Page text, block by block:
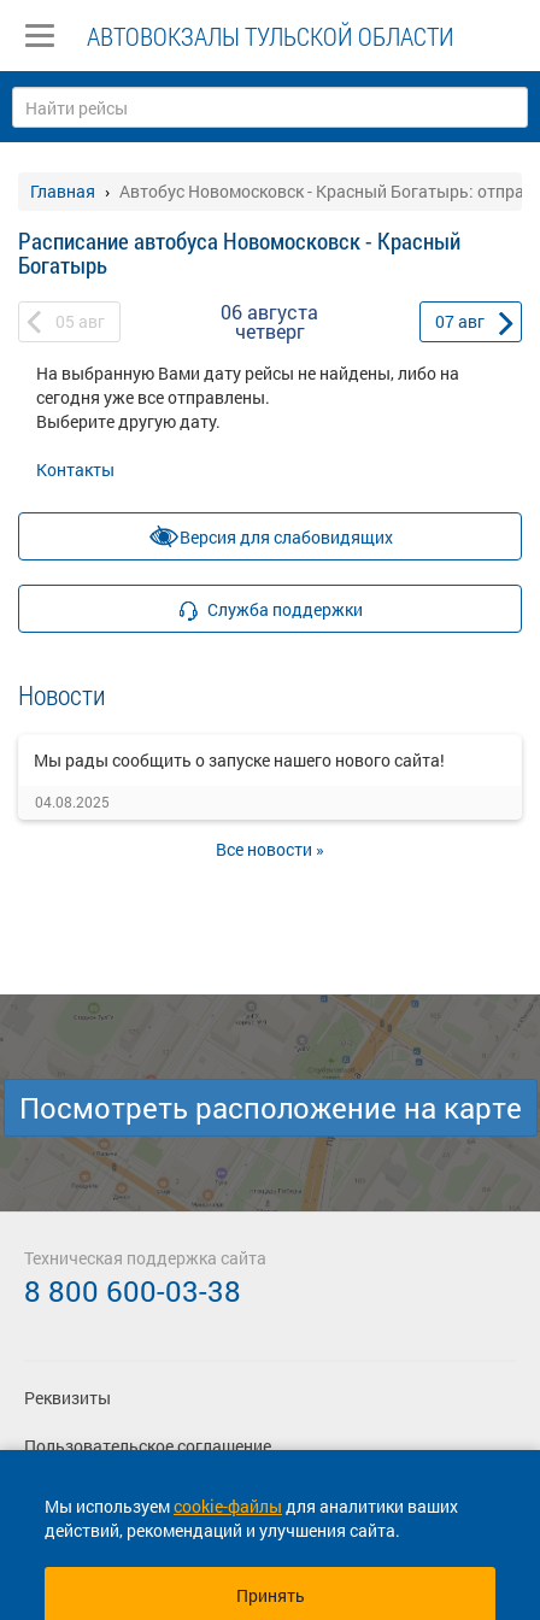
АВТОВОКЗАЛЫ ТУЛЬСКОЙ ОБЛАСТИ
Главная Автобус Новомосковск - Красный Богатырь:
Расписание автобуса Новомосковск - Красный
Богатырь
05 авг 06 августа
четверг 07авг
На выбранную Вами дату рейсы не найдены, либо на
сегодня уже все отправлены.
Выберите другую дату.
Контакты
Версия для слабовидящих
Служба поддержки
Новости
Мы рады сообщить о запуске нашего нового сайта!
04.08.2025
Все новости »
Мы используемcookie-файлы для аналитики ваших
действий, рекомендаций и улучшения сайта.
Принять
Посмотреть расположение на карте
Реквизиты
Пользовательское соглашение
Политика конфиденциальности
Согласие на маркетинговые сообщения
Техническая поддержка сайта
8 800 600-03-38
© 2013-2026, ООО "Капитал"- Онлайн сервис продажи